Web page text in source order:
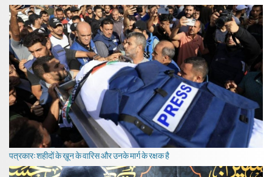
पत्रकार: शहीदों के ख़ून के वारिस और उनके मार्ग के रक्षक है